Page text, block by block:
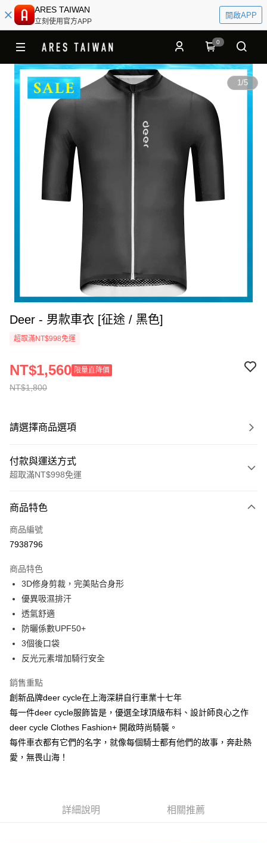
ARES TAIWAN
立刻使用官方APP
開啟APP
0
1/5
Deer - 男款車衣 [征途 / 黑色]
超取滿NT$998免運
NT$1,800
NT$1,560 限量直降價
請選擇商品選項
付款與運送方式
超取滿NT$998免運
信用卡一次付款
超商取貨付款
Apple Pay
街口支付
悠遊付
Google Pay
【大哥付你分期使用說明】
1.本服務由台灣大哥大提供，台灣大哥大用戶可立即使用無須另外申請。
2.付款方式選擇「大哥付你分期」，訂單成立後會自動跳轉到大哥付的交易
流程，驗證手機門號後，選擇欲分期的期數、繳款截止日，確認付款後即完
成交易。
法說明評估內容。
【繳款方式說明】
AFTEE先享後付
相關說明
【關於「AFTEE先享後付」】
３．安心：先確認商品／服務後，再付款。
商品特色
商品編號
7938796
商品特色
3D修身剪裁，完美貼合身形
優異吸濕排汗
透氣舒適
防曬係數UPF50+
3個後口袋
反光元素增加騎行安全
銷售重點
創新品牌deer cycle在上海深耕自行車業十七年
每一件deer cycle服飾皆是，優選全球頂級布料、設計師良心之作
deer cycle Clothes Fashion+ 開啟時尚騎襲。
每件車衣都有它們的名字，就像每個騎士都有他們的故事，奔赴熱
愛，無畏山海！
詳細說明 相關推薦